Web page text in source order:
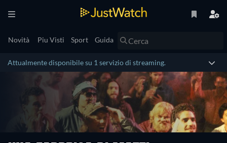
Novità Piu Visti Sport Guida
Attualmente disponibile su 1 servizio di streaming.